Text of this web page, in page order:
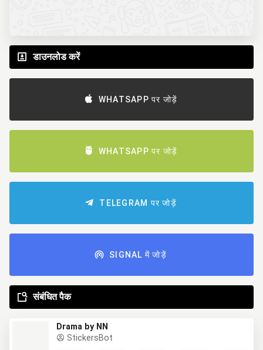
डाउनलोड करें
WHATSAPP पर जोड़ें
WHATSAPP पर जोड़ें
TELEGRAM पर जोड़ें
SIGNAL में जोड़ें
संबंधित पैक
Drama by NN
StickersBot